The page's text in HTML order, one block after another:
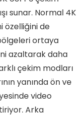
sunar. Normal 4K
özelliğini de
ortaya
azaltarak daha
çekim modları
yanında ön ve
video
Arka